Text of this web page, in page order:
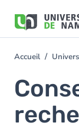
contenu
You
here
Accueil